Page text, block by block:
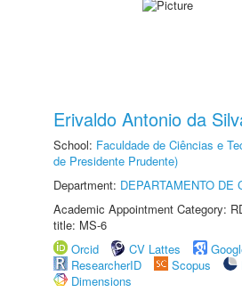
Erivaldo Antonio da
School: Faculdade de Ciências e
de Presidente Prudente)
Department: DEPARTAMENTO DE
Academic Appointment Category:
title: MS-6
Orcid
CV Lattes
ResearcherID
Scopus
Dimensions